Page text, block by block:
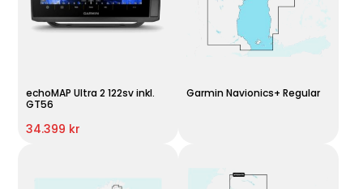
echoMAP Ultra 2 122sv inkl.
GT56
34.399 kr
Garmin Navionics+ Regular